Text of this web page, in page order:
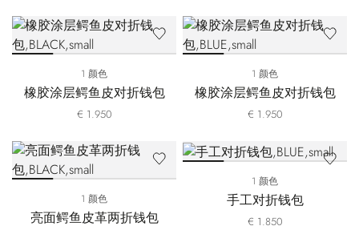
1 颜色
橡胶涂层鳄鱼皮对折钱包
€ 1.950
1 颜色
橡胶涂层鳄鱼皮对折钱包
€ 1.950
1 颜色
亮面鳄鱼皮革两折钱包
1 颜色
手工对折钱包
€ 1.850